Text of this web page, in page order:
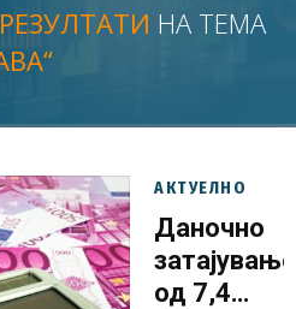
НА ТЕМА
АКТУЕЛНО
Даночно
затајување
од 7,4